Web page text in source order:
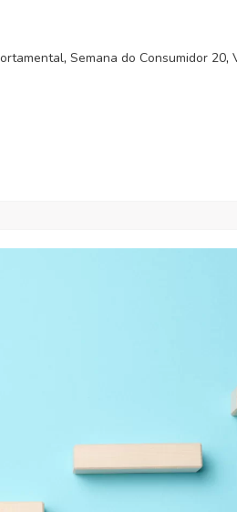
, Semana do Consumidor 20,